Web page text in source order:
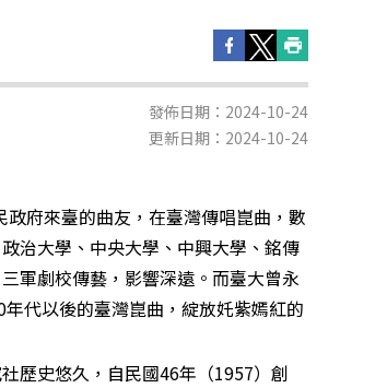
發佈日期：2024-10-24
更新日期：2024-10-24
府來臺的曲友，在臺灣傳唱崑曲，數
治大學、中央大學、中興大學、銘傳
軍劇校傳藝，影響深遠。而臺大曾永
代以後的臺灣崑曲，綻放奼紫嫣紅的
歷史悠久，自民國46年（1957）創